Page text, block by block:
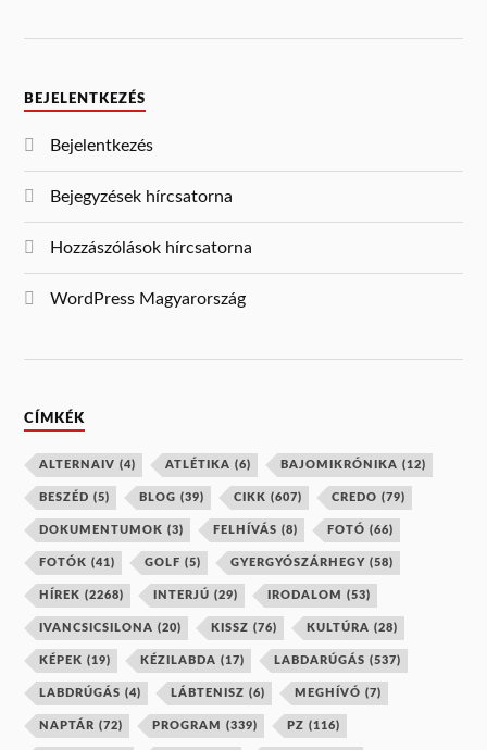
BEJELENTKEZÉS
Bejelentkezés
Bejegyzések hírcsatorna
Hozzászólások hírcsatorna
WordPress Magyarország
CÍMKÉK
ALTERNAIV (4) ATLÉTIKA (6) BAJOMIKRÓNIKA (12)
BESZÉD (5) BLOG (39) CIKK (607) CREDO (79)
DOKUMENTUMOK (3) FELHÍVÁS (8) FOTÓ (66)
FOTÓK (41) GOLF (5) GYERGYÓSZÁRHEGY (58)
HÍREK (2268) INTERJÚ (29) IRODALOM (53)
IVANCSICSILONA (20) KISSZ (76) KULTÚRA (28)
KÉPEK (19) KÉZILABDA (17) LABDARÚGÁS (537)
LABDRÚGÁS (4) LÁBTENISZ (6) MEGHÍVÓ (7)
NAPTÁR (72) PROGRAM (339) PZ (116)